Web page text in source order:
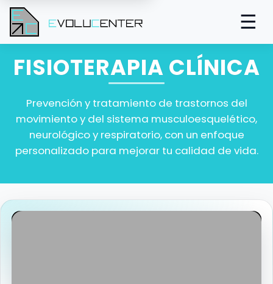
☰
FISIOTERAPIA CLÍNICA
Prevención y tratamiento de trastornos del
movimiento y del sistema musculoesquelético,
neurológico y respiratorio, con un enfoque
personalizado para mejorar tu calidad de vida.